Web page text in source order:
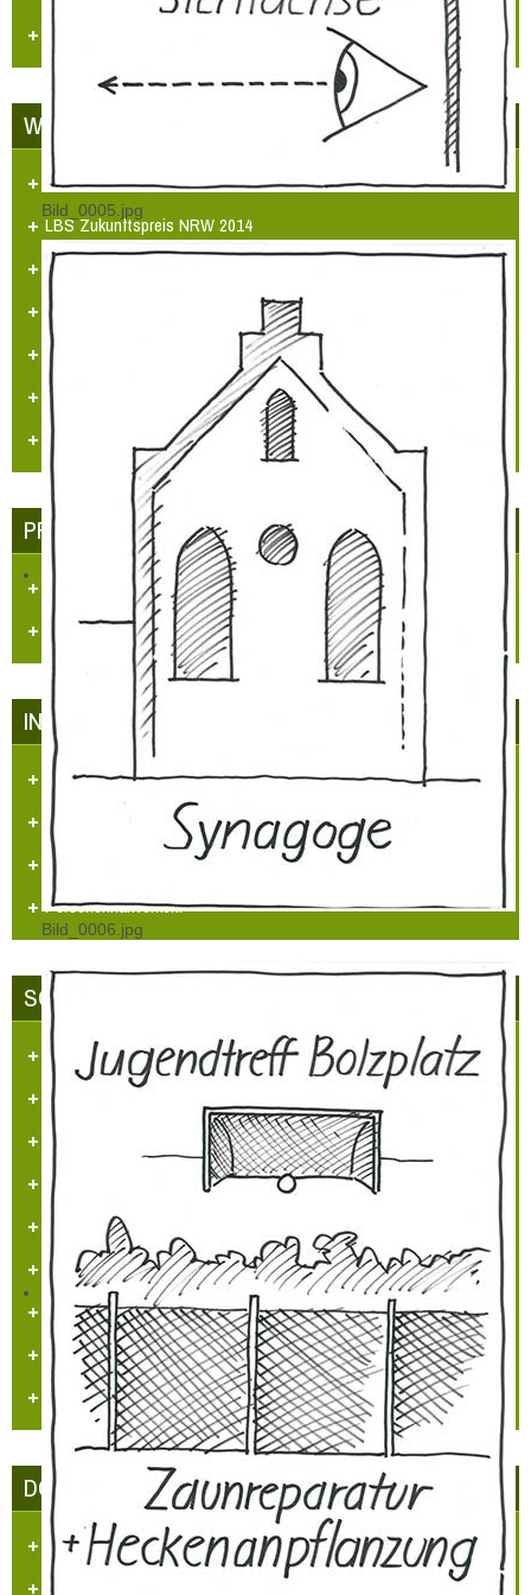
Bild_0005.jpg
Bild_0006.jpg
WETTBEWERBE
Unser Dorf hat Zukunft
LBS Zukunftspreis NRW 2014
„Heimatpreis 2019 KHB e.V.“
Heimatpreis Stadt Grevenbroich
BürgerPREIS 2020 Bürgerstiftung GV
„Umweltpreis 2024“ RKN
Urkunden/Preise
PRESSE - ECHO
Dorfzeitung "Et Blättche"
Regionale Presse
INFRASTRUKTUR IN HÜLCHRATH
Kataster/Karten
Handel/Gewerbe
Vereine
Personennahverkehr
SCHLOSS-STADT HÜLCHRATH
Ansichten-Bilder-Filme
Projekt - Info - Planungen
Projekte
Sehenswürdigkeiten
Heimatlied
Hülchrather Literatur
Heimatmaler P.M. Nellen
Vogelwelt in Hülchrath und Umgebung
Jüdisches Leben in Hülchrath
DORFGEMEINSCHAFT HÜLCHRATH
Ziele des Vereins